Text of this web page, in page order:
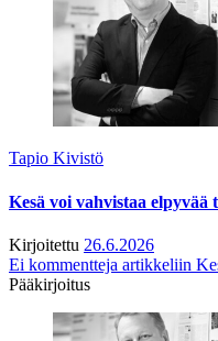
Tapio Kivistö
Kesä voi vahvistaa elpyvää
Kirjoitettu 26.6.2026
Ei kommentteja artikkeliin
Pääkirjoitus